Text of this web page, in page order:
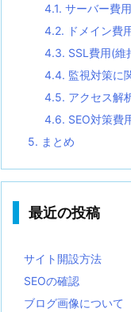
4.1. サーバー費
4.2. ドメイン費
4.3. SSL費用(維
4.4. 監視対策に
4.5. アクセス解
4.6. SEO対策費
5. まとめ
最近の投稿
サイト開設方法
SEOの確認
ブログ画像について